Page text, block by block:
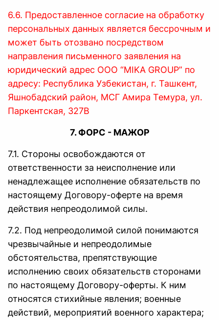
6.6. Предоставленное согласие на обработку
персональных данных является бессрочным и
может быть отозвано посредством
направления письменного заявления на
юридический адрес ООО “MIKA GROUP” по
адресу: Республика Узбекистан, г. Ташкент,
Яшнобадский район, МСГ Амира Темура, ул.
Паркентская, 327В
7. ФОРС - МАЖОР
7.1. Стороны освобождаются от
ответственности за неисполнение или
ненадлежащее исполнение обязательств по
настоящему Договору-оферте на время
действия непреодолимой силы.
7.2. Под непреодолимой силой понимаются
чрезвычайные и непреодолимые
обстоятельства, препятствующие
исполнению своих обязательств сторонами
по настоящему Договору-оферты. К ним
относятся стихийные явления; военные
действий, мероприятий военного характера;